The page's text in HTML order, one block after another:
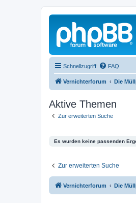
Schnellzugriff FAQ
Vernichterforum Die
Aktive Themen
Zur erweiterten Suche
Es wurden keine passenden
Zur erweiterten Suche
Vernichterforum Die